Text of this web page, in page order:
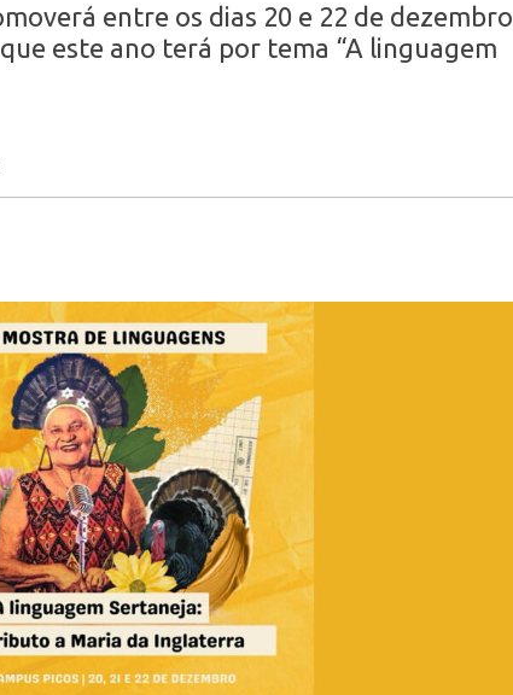
entre os dias 20 e 22 de dezembro
este ano terá por tema “A linguagem